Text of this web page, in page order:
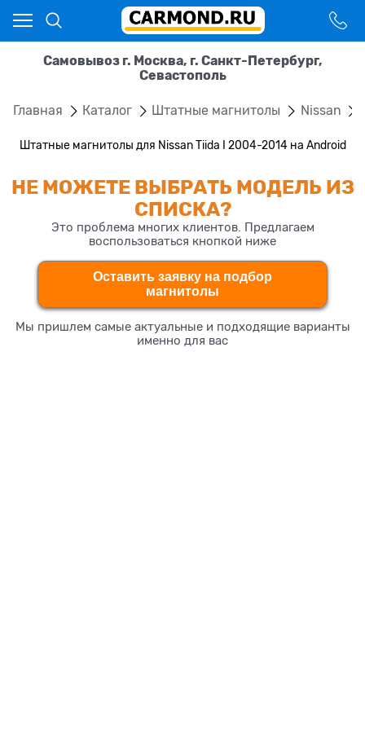
Самовывоз г. Москва, г. Санкт-Петербург,
Севастополь
Главная Каталог Штатные магнитолы Nissan
Штатные магнитолы для Nissan Tiida I 2004-2014 на Android
НЕ МОЖЕТЕ ВЫБРАТЬ МОДЕЛЬ ИЗ
СПИСКА?
Это проблема многих клиентов. Предлагаем
воспользоваться кнопкой ниже
Оставить заявку на подбор
магнитолы
Мы пришлем самые актуальные и подходящие варианты
именно для вас